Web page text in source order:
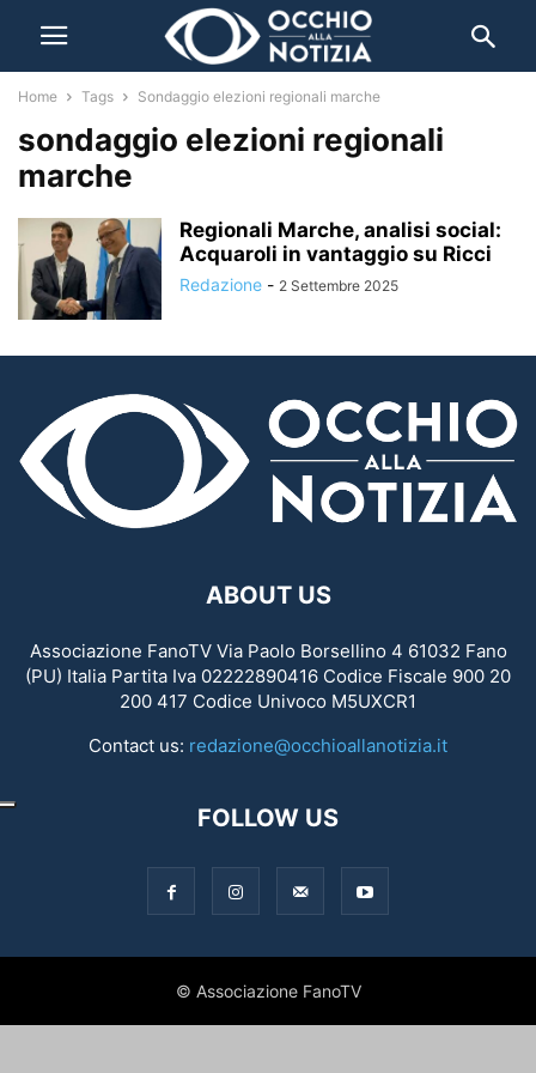
Home Tags Sondaggio elezioni regionali marche
sondaggio elezioni regionali
marche
Regionali Marche, analisi social:
Acquaroli in vantaggio su Ricci
Redazione - 2 Settembre 2025
ABOUT US
Associazione FanoTV Via Paolo Borsellino 4 61032 Fano
(PU) Italia Partita Iva 02222890416 Codice Fiscale 900 20
200 417 Codice Univoco M5UXCR1
Contact us: redazione@occhioallanotizia.it
FOLLOW US
© Associazione FanoTV